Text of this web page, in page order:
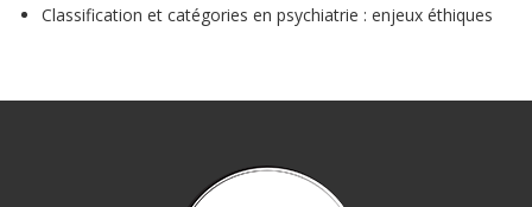
Classification et catégories en psychiatrie : enjeux éthiques